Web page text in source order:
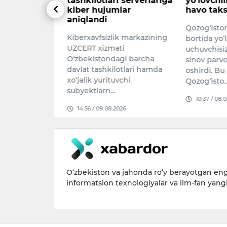
havo taksisi parvoz qildi
bortida yo‘lovchi bo‘lgan
uchuvchisiz havo taksisi
sinov parvozini amalga
oshirdi. Bu haqda
Qozog‘isto…
AQSh
Eronga
qamrovli
nazarda
Graham
and …
09:20 /
O‘zbekiston va jahonda ro‘y berayotgan
informatsion texnologiyalar va ilm-fan